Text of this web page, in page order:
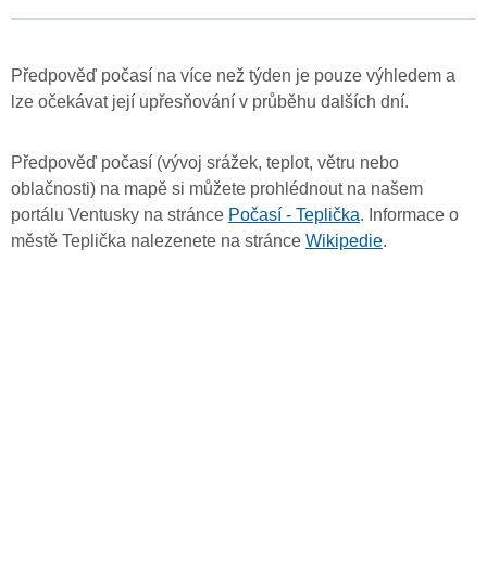
Předpověď počasí na více než týden je pouze výhledem a
lze očekávat její upřesňování v průběhu dalších dní.
Předpověď počasí (vývoj srážek, teplot, větru nebo
oblačnosti) na mapě si můžete prohlédnout na našem
portálu Ventusky na stránce Počasí - Teplička. Informace o
městě Teplička nalezenete na stránce Wikipedie.